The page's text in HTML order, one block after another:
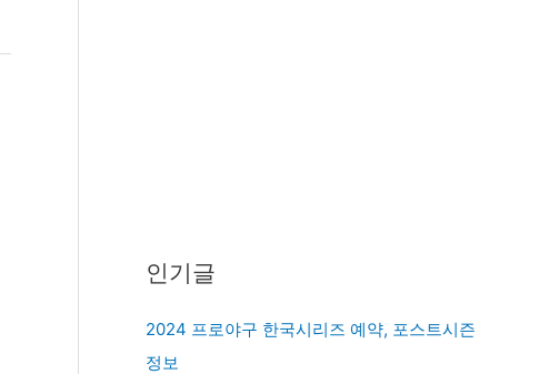
인기글
2024 프로야구 한국시리즈 예약, 포스트시즌
정보